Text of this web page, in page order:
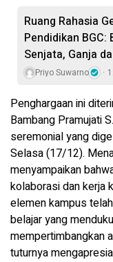
Ruang Rahasia
Pendidikan BGC:
Senjata, Ganja
Priyo Suwarno
Penghargaan ini
Bambang Pramujati
seremonial yang
Selasa (17/12).
menyampaikan
kolaborasi dan kerja
elemen kampus
belajar yang
mempertimbangkan
tuturnya